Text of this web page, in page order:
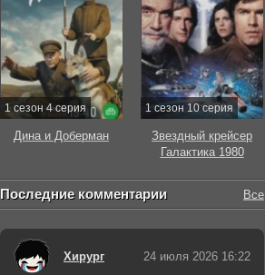
1 сезон 4 серия
Дина и Доберман
1 сезон 10 серия
Звездный крейсер
Галактика 1980
Последние комментарии Все
Хирург 24 июля 2026 16:22